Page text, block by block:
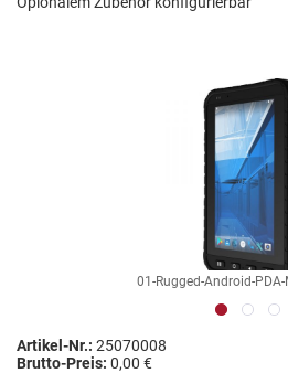
01-Rugged-Android-PDA-
Artikel-Nr.: 25070008
Brutto-Preis: 0,00 €